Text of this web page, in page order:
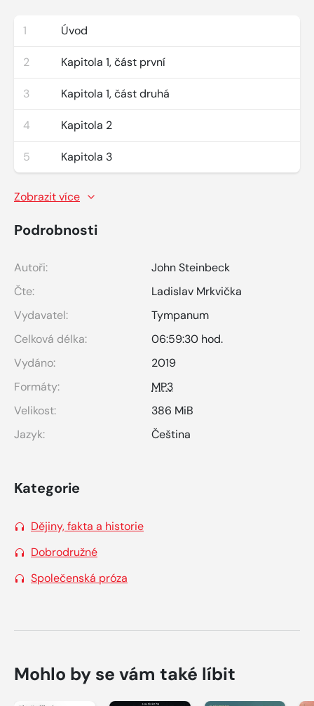
1 Úvod
2 Kapitola 1, část první
3 Kapitola 1, část druhá
4 Kapitola 2
5 Kapitola 3
Zobrazit více
Podrobnosti
Autoři:
John Steinbeck
Čte:
Ladislav Mrkvička
Vydavatel:
Tympanum
Celková délka:
06:59:30 hod.
Vydáno:
2019
Formáty:
MP3
Velikost:
386 MiB
Jazyk:
Čeština
Kategorie
Dějiny, fakta a historie
Dobrodružné
Společenská próza
Mohlo by se vám také líbit